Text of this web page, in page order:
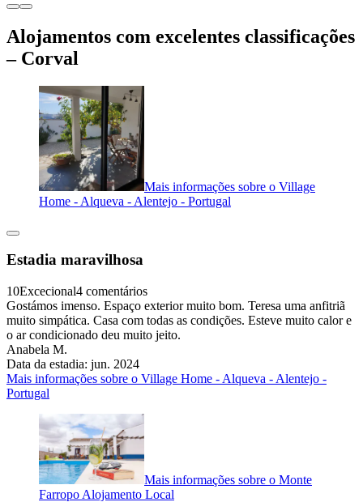
Alojamentos com excelentes classificações
– Corval
Mais informações sobre o Village
Home - Alqueva - Alentejo - Portugal
Estadia maravilhosa
10Excecional4 comentários
Gostámos imenso. Espaço exterior muito bom. Teresa uma anfitriã
muito simpática. Casa com todas as condições. Esteve muito calor e
o ar condicionado deu muito jeito.
Anabela M.
Data da estadia: jun. 2024
Mais informações sobre o Village Home - Alqueva - Alentejo -
Portugal
Mais informações sobre o Monte
Farropo Alojamento Local